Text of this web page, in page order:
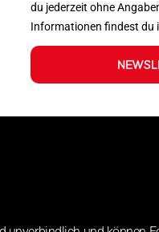
du jederzeit ohne
Informationen findest du